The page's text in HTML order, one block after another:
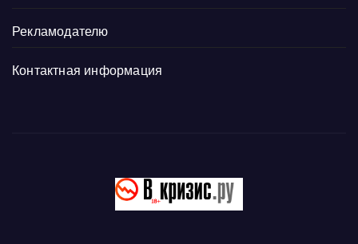
Рекламодателю
Контактная информация